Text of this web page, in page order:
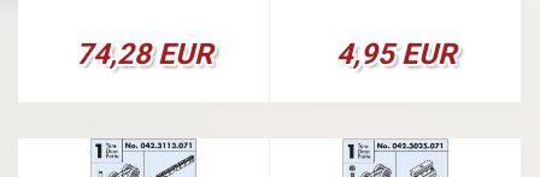
74,28 EUR 4,95 EUR